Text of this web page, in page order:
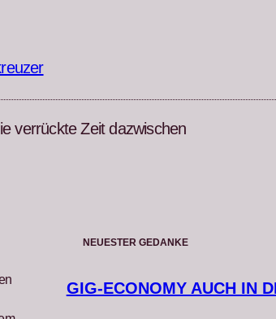
verrückte Zeit dazwischen
NEUESTER GEDANKE
GIG-ECONOMY AUCH IN